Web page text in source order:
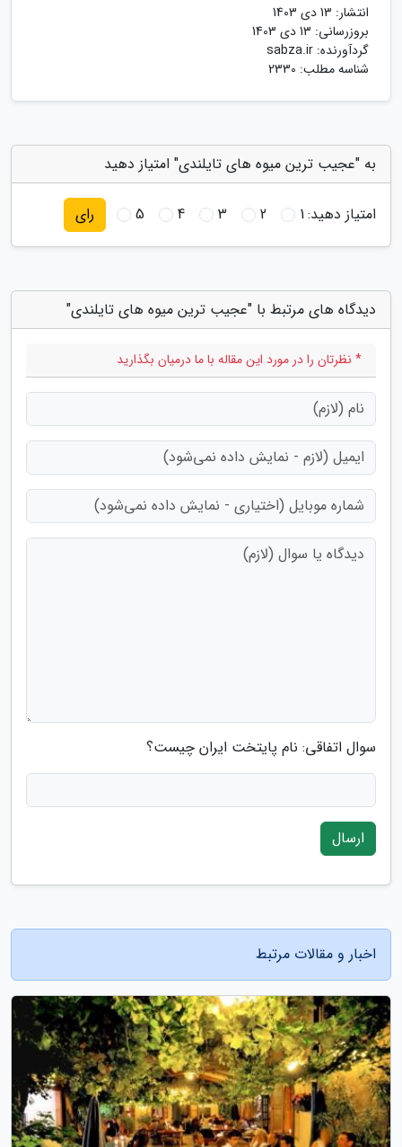
انتشار: 13 دی 1403
بروزرسانی: 13 دی 1403
گردآورنده: sabza.ir
شناسه مطلب: 2330
به "عجیب ترین میوه های تایلندی" امتیاز دهید
امتیاز دهید:1
2
3
4
5 رای
دیدگاه های مرتبط با "عجیب ترین میوه های تایلندی"
* نظرتان را در مورد این مقاله با ما درمیان بگذارید
سوال اتفاقی: نام پایتخت ایران چیست؟
ارسال
اخبار و مقالات مرتبط